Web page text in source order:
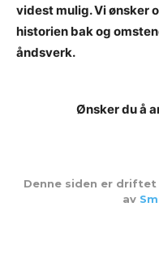
videst mulig. Vi ønsker
historien bak og
åndsverk.
Ønsker du å
Denne siden er
av